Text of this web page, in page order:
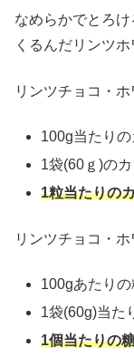
なめらかでとろ
くるんだリンツホ
リンツチョコ・ホ
100g当たり
1袋(60ｇ)の
1粒当たりの
リンツチョコ・ホ
100gあたり
1袋(60g)当た
1個当たりの